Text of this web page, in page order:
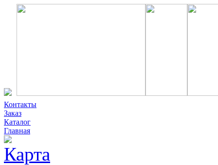
Контакты
Заказ
Каталог
Главная